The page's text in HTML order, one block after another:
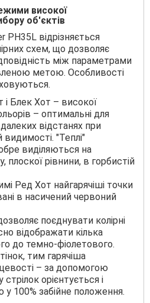
високої
об'єктів
PН35L відрізняється
схем, що дозволяє
між параметрами
метою. Особливості
Блек Хот – високої
– оптимальні для
відстанях при
видимості. "Теплі"
виділяються на
плоскої рівнини, в горбистій
Ред Хот найгарячіші точки
в насичений червоний
поєднувати колірні
відображати кілька
до темно-фіолетового.
тим гарячіша
– за допомогою
орієнтується і
100% забійне положення.